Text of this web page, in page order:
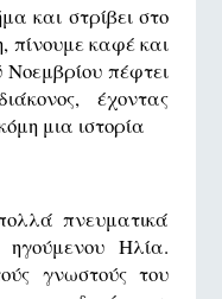
και στρίβει στο
πίνουμε καφέ και
πέφτει
έχοντας
μια ιστορία
πνευματικά
Ηλία.
γνωστούς του